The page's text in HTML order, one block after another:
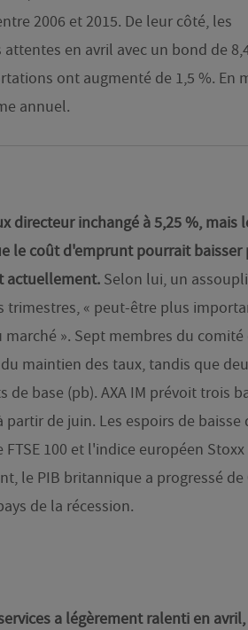
2006 et 2015. De leur côté, les
en avril avec un bond de
ont augmenté de 1,5 %. En
annuel.
directeur inchangé à 5,25 %, mais
le coût d'emprunt pourrait baisser
actuellement. Selon lui, un
trimestres, « peut-être plus
». Sept membres du comité
maintien des taux, tandis que
base (pb). AXA IM prévoit trois
de juin. Les espoirs de baisse
100 et l'indice européen Stoxx
le PIB britannique a progressé de
de la récession.
a légèrement ralenti en